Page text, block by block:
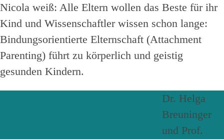
Nicola weiß: Alle Eltern wollen das Beste für ihr
Kind und Wissenschaftler wissen schon lange:
Bindungsorientierte Elternschaft (Attachment
Parenting) führt zu körperlich und geistig
gesunden Kindern.
Dr. Helga
Breuninger
und Prof.